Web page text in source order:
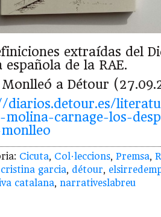
extraídas del
española de la RAE.
Monlleó a Détour
diarios.detour.es/
molina-carnage-los-
Cicuta, Col·leccions, Premsa,
cristina garcia, détour,
catalana, narrativeslabreu